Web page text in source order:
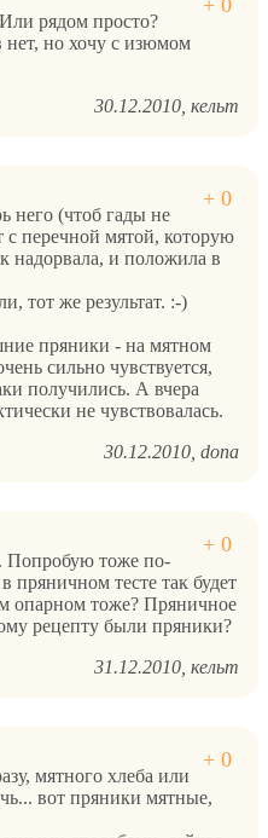
рядом просто?
нет, но хочу с изюмом
30.12.2010 кельт
него (чтоб гады не
с перечной мятой, которую
надорвала, и положила в
тот же результат. :-)
пряники - на мятном
сильно чувствуется,
получились. А вчера
не чувствовалась.
30.12.2010 dona
Попробую тоже по-
пряничном тесте так будет
опарном тоже? Пряничное
рецепту были пряники?
31.12.2010 кельт
мятного хлеба или
вот пряники мятные,